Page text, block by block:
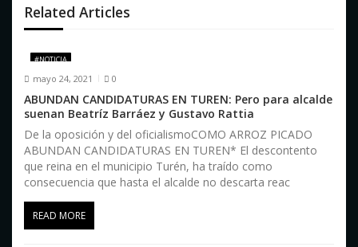
n
d
e
e
n
t
r
a
Related Articles
#NOTICIA
mayo 24, 2021 0
ABUNDAN CANDIDATURAS EN TUREN: Pero para alcalde
suenan Beatríz Barráez y Gustavo Rattia
De la oposición y del oficialismoCOMO ARROZ PICADO
ABUNDAN CANDIDATURAS EN TUREN* El descontento
que reina en el municipio Turén, ha traído como
consecuencia que hasta el alcalde no descarta reac
READ MORE